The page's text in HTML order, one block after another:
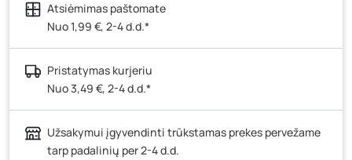
Kauno r., Narsiečių k., Vytauto g. 183, Kaunas
vienetų
Šilutės pl. 83A, Klaipėda- 12 vienetų
Pramonės g. 7, Šiauliai
Klaipėdos g. 170R, Panevėžys
J. Basanavičiaus g. 6, Utena
Atsiėmimas paštomate
Nuo 1,99 €, 2-4 d.d.*
Pristatymas kurjeriu
Nuo 3,49 €, 2-4 d.d.*
Užsakymui įgyvendinti trūkstamas prekes pervežame
tarp padalinių per 2-4 d.d.